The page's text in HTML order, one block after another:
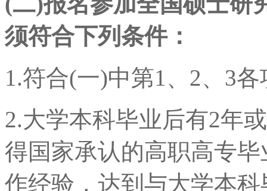
须符合下列条件：
1.符合(一)中第1、2、3
2.大学本科毕业后有2年
得国家承认的高职高专
作经验，达到与大学本